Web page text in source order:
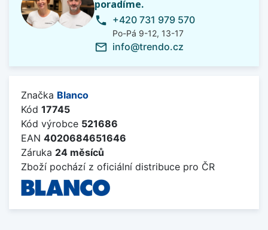
poradíme.
phone +420 731 979 570
Po-Pá 9-12, 13-17
mail_outline info@trendo.cz
Značka Blanco
Kód 17745
Kód výrobce 521686
EAN 4020684651646
Záruka 24 měsíců
Zboží pochází z oficiální distribuce pro ČR